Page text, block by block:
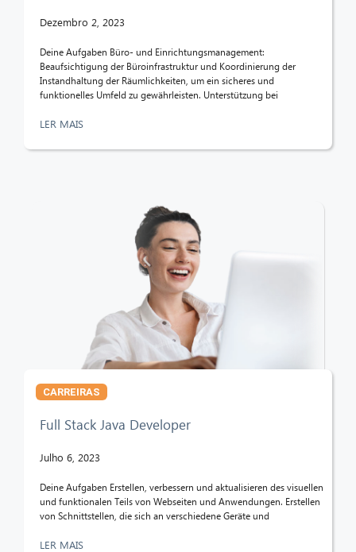
Dezembro 2, 2023
Deine Aufgaben Büro- und Einrichtungsmanagement:
Beaufsichtigung der Büroinfrastruktur und Koordinierung der
Instandhaltung der Räumlichkeiten, um ein sicheres und
funktionelles Umfeld zu gewährleisten. Unterstützung bei
LER MAIS
CARREIRAS
Full Stack Java Developer
Julho 6, 2023
Deine Aufgaben Erstellen, verbessern und aktualisieren des visuellen
und funktionalen Teils von Webseiten und Anwendungen. Erstellen
von Schnittstellen, die sich an verschiedene Geräte und
LER MAIS